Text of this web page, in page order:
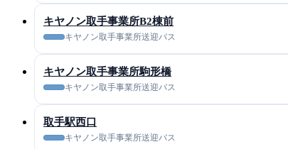
キヤノン取手事業所B2棟前
キヤノン取手事業所送迎バス
キヤノン取手事業所駒形橋
キヤノン取手事業所送迎バス
取手駅西口
キヤノン取手事業所送迎バス